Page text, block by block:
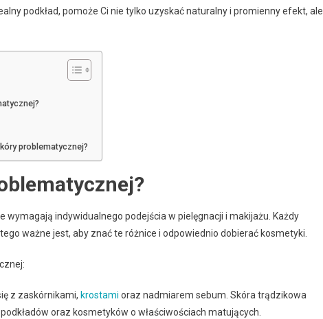
podkład, pomoże Ci nie tylko uzyskać naturalny i promienny efekt, ale
problematycznej?
indywidualnego podejścia w pielęgnacji i makijażu. Każdy
ważne jest, aby znać te różnice i odpowiednio dobierać kosmetyki.
z zaskórnikami, krostami oraz nadmiarem sebum. Skóra trądzikowa
oraz kosmetyków o właściwościach matujących.